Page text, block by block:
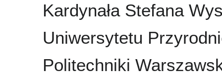
Kardynała Stefana
Uniwersytetu
Politechniki